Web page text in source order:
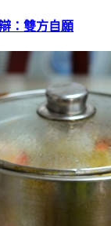
：雙方自願